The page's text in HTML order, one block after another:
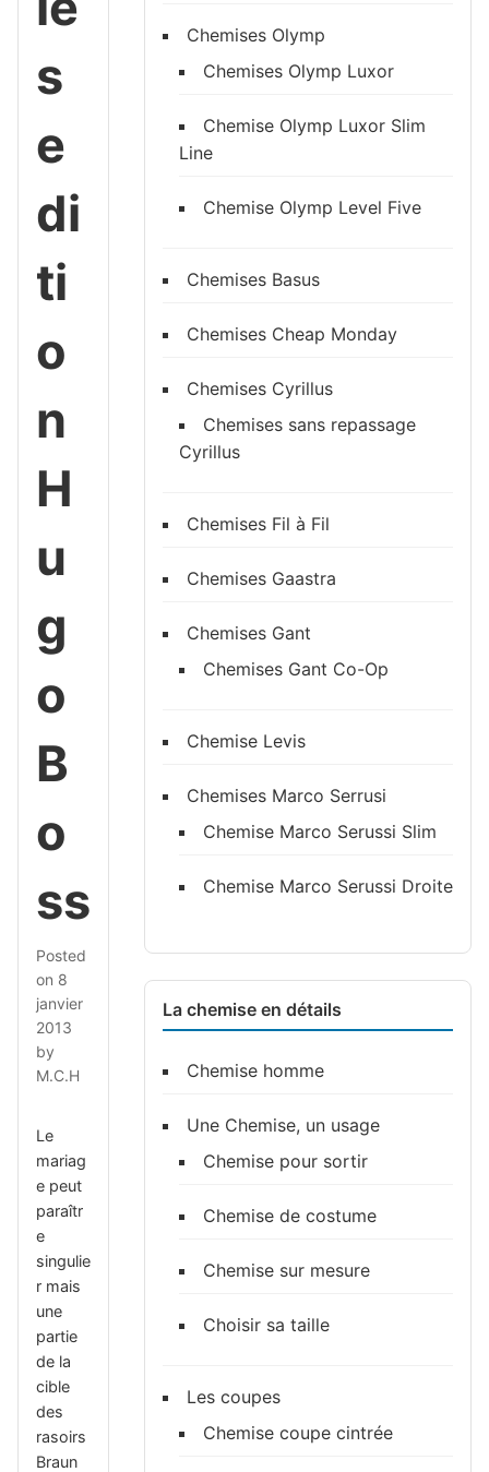
s
e
di
ti
o
n
H
u
g
o
B
o
ss
Posted
on 8
janvier
2013
by
M.C.H
Le
mariag
e peut
paraîtr
e
singulie
r mais
une
partie
de la
cible
des
rasoirs
Braun
Chemises Olymp
Chemises Olymp Luxor
Chemise Olymp Luxor Slim
Line
Chemise Olymp Level Five
Chemises Basus
Chemises Cheap Monday
Chemises Cyrillus
Chemises sans repassage
Cyrillus
Chemises Fil à Fil
Chemises Gaastra
Chemises Gant
Chemises Gant Co-Op
Chemise Levis
Chemises Marco Serrusi
Chemise Marco Serussi Slim
Chemise Marco Serussi Droite
La chemise en détails
Chemise homme
Une Chemise, un usage
Chemise pour sortir
Chemise de costume
Chemise sur mesure
Choisir sa taille
Les coupes
Chemise coupe cintrée